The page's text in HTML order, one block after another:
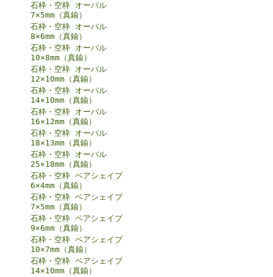
石枠・空枠 オーバル
7×5mm（真鍮）
石枠・空枠 オーバル
8×6mm（真鍮）
石枠・空枠 オーバル
10×8mm（真鍮）
石枠・空枠 オーバル
12×10mm（真鍮）
石枠・空枠 オーバル
14×10mm（真鍮）
石枠・空枠 オーバル
16×12mm（真鍮）
石枠・空枠 オーバル
18×13mm（真鍮）
石枠・空枠 オーバル
25×18mm（真鍮）
石枠・空枠 ペアシェイプ
6×4mm（真鍮）
石枠・空枠 ペアシェイプ
7×5mm（真鍮）
石枠・空枠 ペアシェイプ
9×6mm（真鍮）
石枠・空枠 ペアシェイプ
10×7mm（真鍮）
石枠・空枠 ペアシェイプ
14×10mm（真鍮）